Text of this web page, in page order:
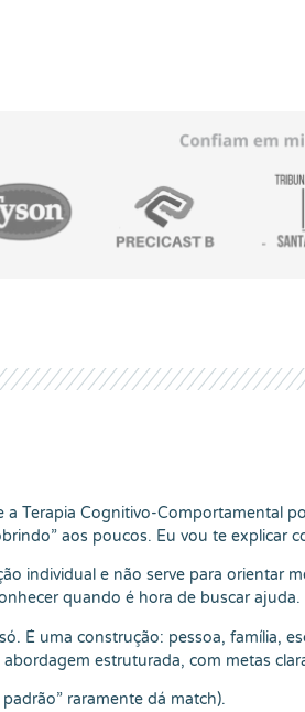
Terapia Cognitivo-Comportamental
aos poucos. Eu vou te explicar
individual e não serve para orientar
quando é hora de buscar ajuda.
É uma construção: pessoa, família,
estruturada, com metas
raramente dá match).